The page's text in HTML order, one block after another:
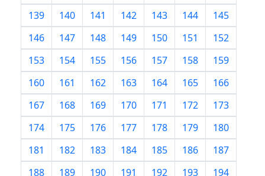
139
140 141 142 143 144
145
146
147 148 149 150 151
152
153
154 155 156 157 158
159
160
161 162 163 164 165
166
167
168 169 170 171 172
173
174
175 176 177 178 179
180
181
182 183 184 185 186
187
188
189 190 191 192 193
194